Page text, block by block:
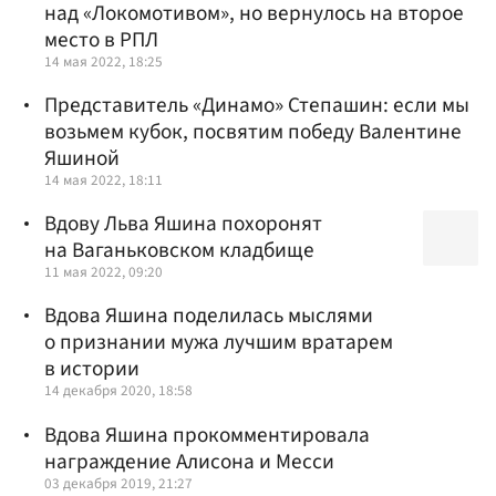
над «Локомотивом», но вернулось на второе
место в РПЛ
14 мая 2022, 18:25
Представитель «Динамо» Степашин: если мы
возьмем кубок, посвятим победу Валентине
Яшиной
14 мая 2022, 18:11
Вдову Льва Яшина похоронят
на Ваганьковском кладбище
11 мая 2022, 09:20
Вдова Яшина поделилась мыслями
о признании мужа лучшим вратарем
в истории
14 декабря 2020, 18:58
Вдова Яшина прокомментировала
награждение Алисона и Месси
03 декабря 2019, 21:27